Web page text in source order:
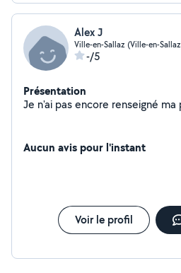
Alex J
Ville-en-Sallaz (Ville-en-
-/5
Présentation
Aucun avis pour l'instant
Voir le profil